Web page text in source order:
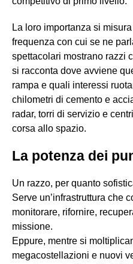
La loro importanza si
frequenza con cui se ne
spettacolari mostrano razzi
si racconta dove avviene
rampa e quali interessi
chilometri di cemento e
radar, torri di servizio e
corsa allo spazio.
La potenza dei
Un razzo, per quanto
Serve un’infrastruttura che
monitorare, rifornire,
missione.
Eppure, mentre si
megacostellazioni e nuovi